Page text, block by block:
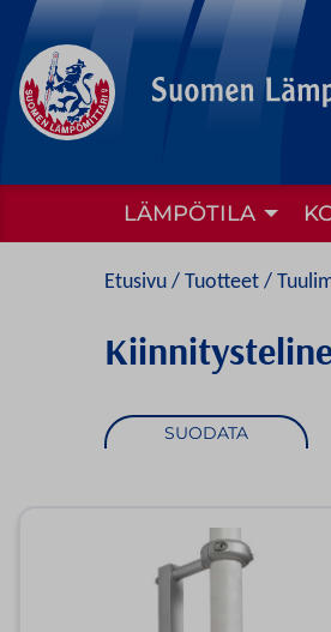
content
LÄMPÖTILA
Etusivu / Tuotteet /
SUODATA